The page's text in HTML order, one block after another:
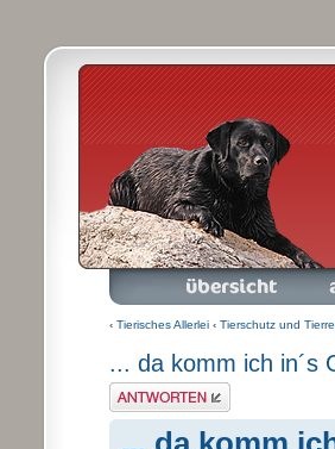
Foren-Übersicht
‹ Tierisches Allerlei ‹ Tierschutz und
... da komm ich in´s
Antwort schreiben